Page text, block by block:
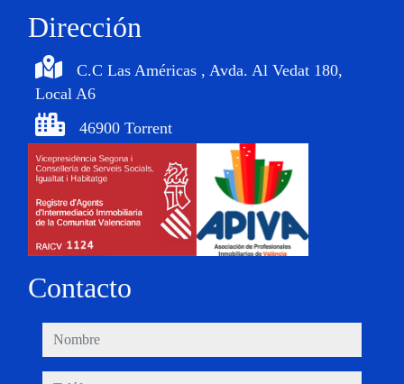
Dirección
C.C Las Américas , Avda. Al Vedat 180,
Local A6
46900 Torrent
Contacto
nombre